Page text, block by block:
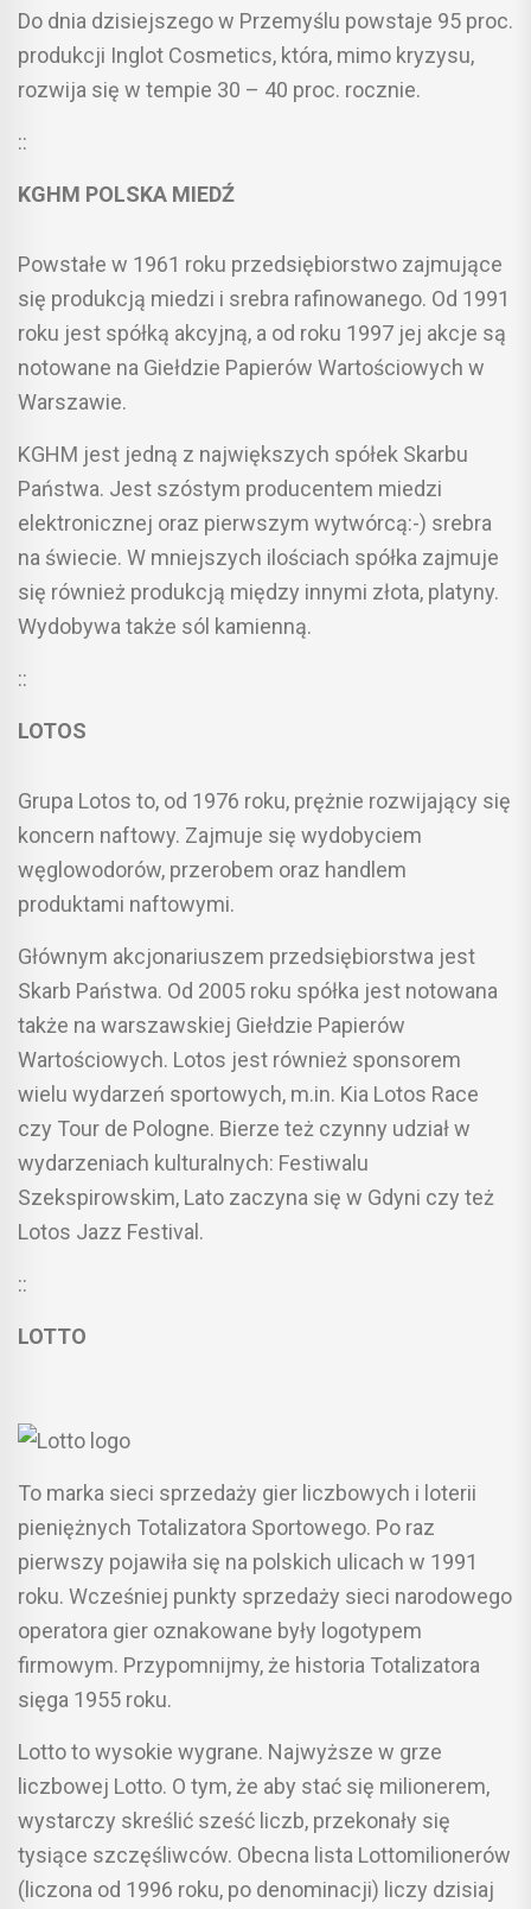
Do dnia dzisiejszego w Przemyślu powstaje 95 proc.
produkcji Inglot Cosmetics, która, mimo kryzysu,
rozwija się w tempie 30 – 40 proc. rocznie.
::
KGHM POLSKA MIEDŹ
Powstałe w 1961 roku przedsiębiorstwo zajmujące
się produkcją miedzi i srebra rafinowanego. Od 1991
roku jest spółką akcyjną, a od roku 1997 jej akcje są
notowane na Giełdzie Papierów Wartościowych w
Warszawie.
KGHM jest jedną z największych spółek Skarbu
Państwa. Jest szóstym producentem miedzi
elektronicznej oraz pierwszym wytwórcą:-) srebra
na świecie. W mniejszych ilościach spółka zajmuje
się również produkcją między innymi złota, platyny.
Wydobywa także sól kamienną.
::
LOTOS
Grupa Lotos to, od 1976 roku, prężnie rozwijający się
koncern naftowy. Zajmuje się wydobyciem
węglowodorów, przerobem oraz handlem
produktami naftowymi.
Głównym akcjonariuszem przedsiębiorstwa jest
Skarb Państwa. Od 2005 roku spółka jest notowana
także na warszawskiej Giełdzie Papierów
Wartościowych. Lotos jest również sponsorem
wielu wydarzeń sportowych, m.in. Kia Lotos Race
czy Tour de Pologne. Bierze też czynny udział w
wydarzeniach kulturalnych: Festiwalu
Szekspirowskim, Lato zaczyna się w Gdyni czy też
Lotos Jazz Festival.
::
LOTTO
To marka sieci sprzedaży gier liczbowych i loterii
pieniężnych Totalizatora Sportowego. Po raz
pierwszy pojawiła się na polskich ulicach w 1991
roku. Wcześniej punkty sprzedaży sieci narodowego
operatora gier oznakowane były logotypem
firmowym. Przypomnijmy, że historia Totalizatora
sięga 1955 roku.
Lotto to wysokie wygrane. Najwyższe w grze
liczbowej Lotto. O tym, że aby stać się milionerem,
wystarczy skreślić sześć liczb, przekonały się
tysiące szczęśliwców. Obecna lista Lottomilionerów
(liczona od 1996 roku, po denominacji) liczy dzisiaj